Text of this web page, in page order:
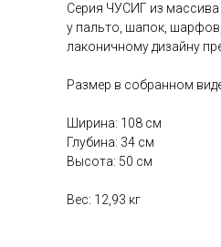
Серия ЧУСИГ из массива
у пальто, шапок,
лаконичному дизайну
Размер в собранном
Ширина: 108 см
Глубина: 34 см
Высота: 50 см
Вес: 12,93 кг